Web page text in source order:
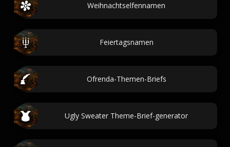
Weihnachtselfennamen
Feiertagsnamen
Ofrenda-Themen-Briefs
Ugly Sweater Theme-Brief-generator